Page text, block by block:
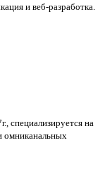
и веб-разработка.
специализируется на
омниканальных